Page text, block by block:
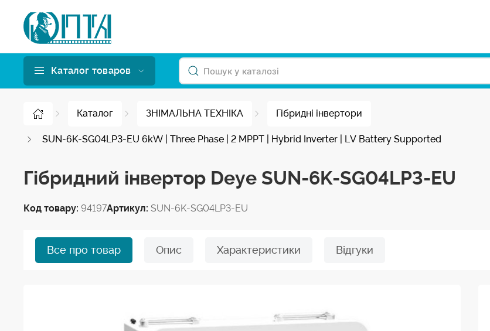
Каталог товаров
Каталог ЗНІМАЛЬНА ТЕХНІКА Гібридні інвертори
SUN-6K-SG04LP3-EU 6kW | Three Phase | 2 MPPT | Hybrid Inverter | LV Battery Supported
Гібридний інвертор Deye SUN-6K-SG04LP3-EU
Код товару: 94197Артикул: SUN-6K-SG04LP3-EU
Все про товар Опис Характеристики Відгуки